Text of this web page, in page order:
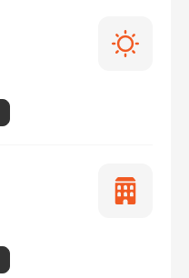
Lato
Tylko